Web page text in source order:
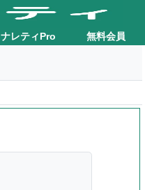
ナレティPro 無料会員